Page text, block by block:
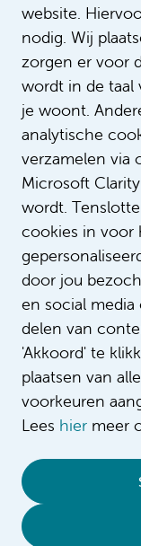
website.
nodig. Wij
zorgen er voor
wordt in de taal
je woont.
analytische
verzamelen via
Microsoft
wordt.
cookies in voor
door jou
en social
delen van
'Akkoord' te
plaatsen van
voorkeuren
Lees hier meer